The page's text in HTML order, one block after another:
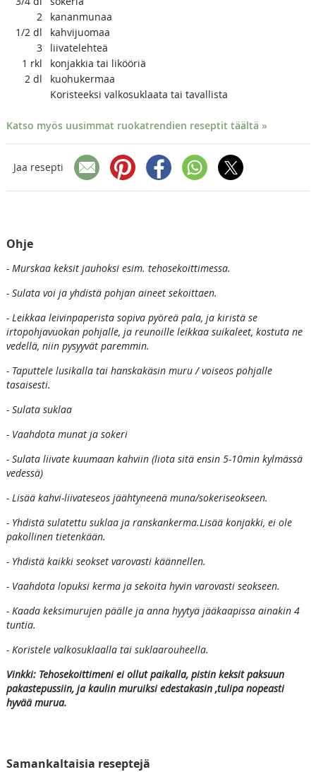
2
kananmunaa
1/2 dl
kahvijuomaa
3
liivatelehteä
1 rkl
konjakkia tai likööriä
2 dl
kuohukermaa
Koristeeksi valkosuklaata tai tavallista
Katso myös uusimmat ruokatrendien reseptit täältä »
Jaa resepti
Ohje
- Murskaa keksit jauhoksi esim. tehosekoittimessa.
- Sulata voi ja yhdistä pohjan aineet sekoittaen.
- Leikkaa leivinpaperista sopiva pyöreä pala, ja kiristä se
irtopohjavuokan pohjalle, ja reunoille leikkaa suikaleet, kostuta ne
vedellä, niin pysyyvät paremmin.
- Taputtele lusikalla tai hanskakäsin muru / voiseos pohjalle
tasaisesti.
- Sulata suklaa
- Vaahdota munat ja sokeri
- Sulata liivate kuumaan kahviin (liota sitä ensin 5-10min kylmässä
vedessä)
- Lisää kahvi-liivateseos jäähtyneenä muna/sokeriseokseen.
- Yhdistä sulatettu suklaa ja ranskankerma.Lisää konjakki, ei ole
pakollinen tietenkään.
- Yhdistä kaikki seokset varovasti käännellen.
- Vaahdota lopuksi kerma ja sekoita hyvin varovasti seokseen.
- Kaada keksimurujen päälle ja anna hyytyä jääkaapissa ainakin 4
tuntia.
- Koristele valkosuklaalla tai suklaarouheella.
Vinkki: Tehosekoittimeni ei ollut paikalla, pistin keksit paksuun
pakastepussiin, ja kaulin muruiksi edestakasin ,tulipa nopeasti
hyvää murua.
Samankaltaisia reseptejä